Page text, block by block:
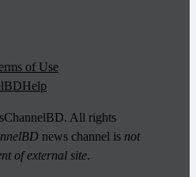
of Use
Help
All rights
news channel is not
of external site.